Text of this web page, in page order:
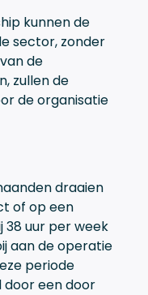
kunnen de
sector, zonder
de
zullen de
de organisatie
draaien
of op een
38 uur per week
aan de operatie
periode
door een door